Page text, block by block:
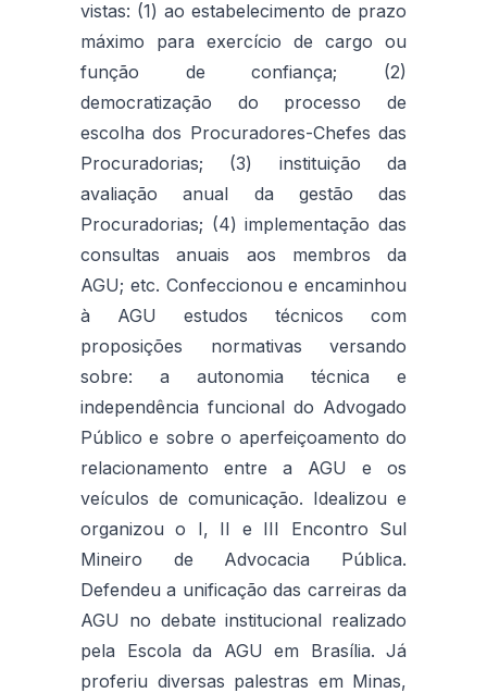
vistas: (1) ao estabelecimento de prazo
máximo para exercício de cargo ou
função de confiança; (2)
democratização do processo de
escolha dos Procuradores-Chefes das
Procuradorias; (3) instituição da
avaliação anual da gestão das
Procuradorias; (4) implementação das
consultas anuais aos membros da
AGU; etc. Confeccionou e encaminhou
à AGU estudos técnicos com
proposições normativas versando
sobre: a autonomia técnica e
independência funcional do Advogado
Público e sobre o aperfeiçoamento do
relacionamento entre a AGU e os
veículos de comunicação. Idealizou e
organizou o I, II e III Encontro Sul
Mineiro de Advocacia Pública.
Defendeu a unificação das carreiras da
AGU no debate institucional realizado
pela Escola da AGU em Brasília. Já
proferiu diversas palestras em Minas,